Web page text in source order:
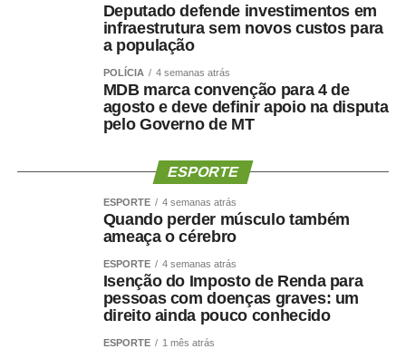
COMENTE ABAIXO:
WhatsApp
Facebook
Deputado defende investimentos em
infraestrutura sem novos custos para
a população
POLÍCIA 4 semanas atrás
MDB marca convenção para 4 de
agosto e deve definir apoio na disputa
pelo Governo de MT
ESPORTE
ESPORTE 4 semanas atrás
Quando perder músculo também
ameaça o cérebro
ESPORTE 4 semanas atrás
Isenção do Imposto de Renda para
pessoas com doenças graves: um
direito ainda pouco conhecido
ESPORTE 1 mês atrás